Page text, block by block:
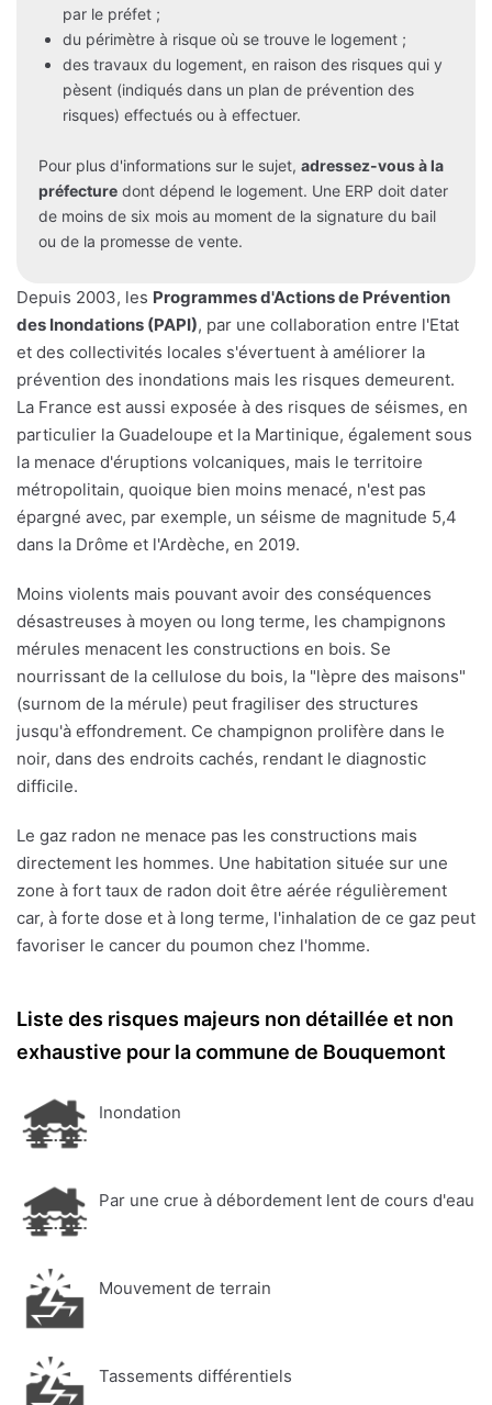
par le préfet ;
du périmètre à risque où se trouve le logement ;
des travaux du logement, en raison des risques qui y
pèsent (indiqués dans un plan de prévention des
risques) effectués ou à effectuer.
Pour plus d'informations sur le sujet, adressez-vous à la
préfecture dont dépend le logement. Une ERP doit dater
de moins de six mois au moment de la signature du bail
ou de la promesse de vente.
Depuis 2003, les Programmes d'Actions de Prévention
des Inondations (PAPI), par une collaboration entre l'Etat
et des collectivités locales s'évertuent à améliorer la
prévention des inondations mais les risques demeurent.
La France est aussi exposée à des risques de séismes, en
particulier la Guadeloupe et la Martinique, également sous
la menace d'éruptions volcaniques, mais le territoire
métropolitain, quoique bien moins menacé, n'est pas
épargné avec, par exemple, un séisme de magnitude 5,4
dans la Drôme et l'Ardèche, en 2019.
Moins violents mais pouvant avoir des conséquences
désastreuses à moyen ou long terme, les champignons
mérules menacent les constructions en bois. Se
nourrissant de la cellulose du bois, la "lèpre des maisons"
(surnom de la mérule) peut fragiliser des structures
jusqu'à effondrement. Ce champignon prolifère dans le
noir, dans des endroits cachés, rendant le diagnostic
difficile.
Le gaz radon ne menace pas les constructions mais
directement les hommes. Une habitation située sur une
zone à fort taux de radon doit être aérée régulièrement
car, à forte dose et à long terme, l'inhalation de ce gaz peut
favoriser le cancer du poumon chez l'homme.
Liste des risques majeurs non détaillée et non
exhaustive pour la commune de Bouquemont
Inondation
Par une crue à débordement lent de cours d'eau
Mouvement de terrain
Tassements différentiels